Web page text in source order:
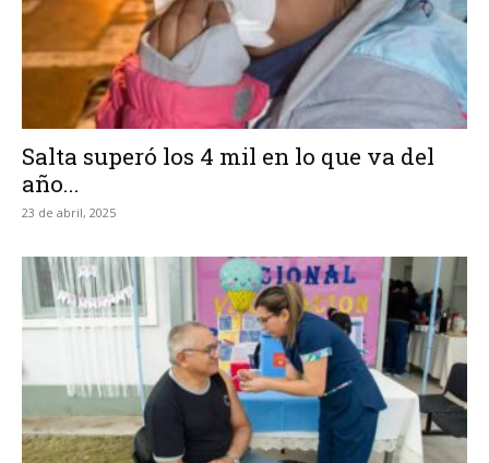
Salta superó los 4 mil en lo que va del
año...
23 de abril, 2025